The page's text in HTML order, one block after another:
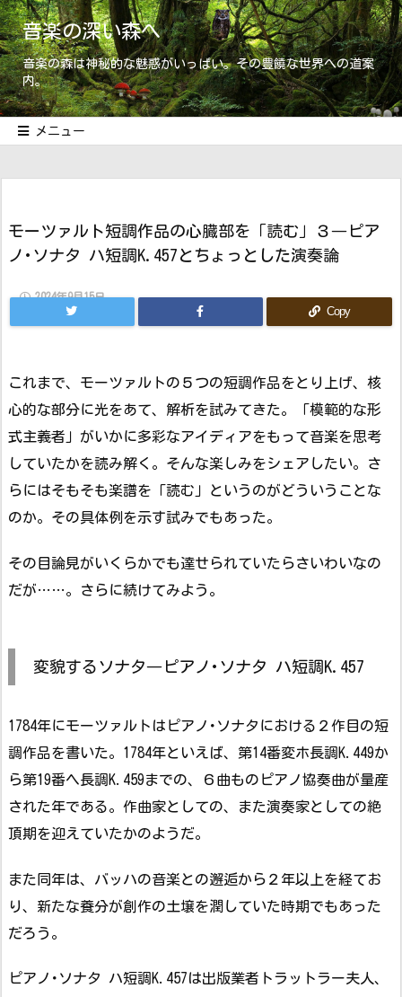
音楽の深い森へ
音楽の森は神秘的な魅惑がいっぱい。その豊饒な世界への道案
内。
メニュー
モーツァルト短調作品の心臓部を「読む」３―ピア
ノ･ソナタ ハ短調K.457とちょっとした演奏論
2024年9月15日
Copy
これまで、モーツァルトの５つの短調作品をとり上げ、核
心的な部分に光をあて、解析を試みてきた。「模範的な形
式主義者」がいかに多彩なアイディアをもって音楽を思考
していたかを読み解く。そんな楽しみをシェアしたい。さ
らにはそもそも楽譜を「読む」というのがどういうことな
のか。その具体例を示す試みでもあった。
その目論見がいくらかでも達せられていたらさいわいなの
だが……。さらに続けてみよう。
変貌するソナタ―ピアノ･ソナタ ハ短調K.457
1784年にモーツァルトはピアノ･ソナタにおける２作目の短
調作品を書いた。1784年といえば、第14番変ホ長調K.449か
ら第19番ヘ長調K.459までの、６曲ものピアノ協奏曲が量産
された年である。作曲家としての、また演奏家としての絶
頂期を迎えていたかのようだ。
また同年は、バッハの音楽との邂逅から２年以上を経てお
り、新たな養分が創作の土壌を潤していた時期でもあった
だろう。
ピアノ･ソナタ ハ短調K.457は出版業者トラットラー夫人、